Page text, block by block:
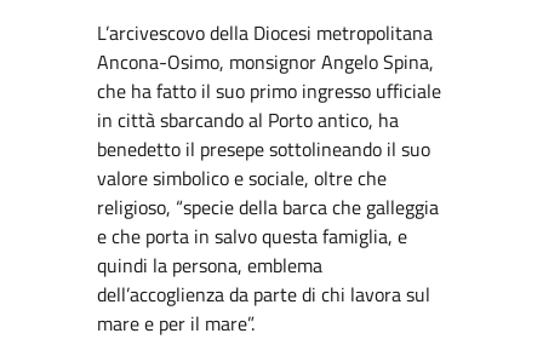
L’arcivescovo della Diocesi metropolitana
Ancona-Osimo, monsignor Angelo Spina,
che ha fatto il suo primo ingresso ufficiale
in città sbarcando al Porto antico, ha
benedetto il presepe sottolineando il suo
valore simbolico e sociale, oltre che
religioso, “specie della barca che galleggia
e che porta in salvo questa famiglia, e
quindi la persona, emblema
dell’accoglienza da parte di chi lavora sul
mare e per il mare”.